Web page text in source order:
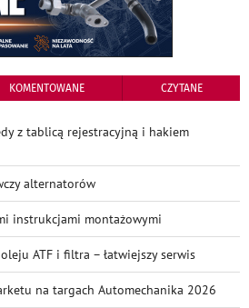
KOMENTOWANE CZYTANE
z tablicą rejestracyjną i hakiem
alternatorów
instrukcjami montażowymi
ATF i filtra – łatwiejszy serwis
na targach Automechanika 2026